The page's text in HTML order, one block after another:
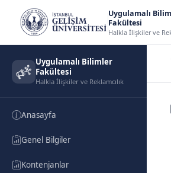
Uygulamalı
Fakültesi
Halkla İlişkiler ve
Uygulamalı Bilimler
Fakültesi
Halkla İlişkiler ve Reklamcılık
Anasayfa
Genel Bilgiler
Kontenjanlar